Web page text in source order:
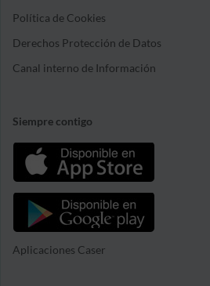
Política de Cookies
Derechos Protección de Datos
Canal interno de Información
Siempre contigo
Aplicaciones Caser